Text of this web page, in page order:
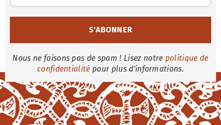
Nous ne faisons pas de spam ! Lisez notre politique de
confidentialité pour plus d'informations.